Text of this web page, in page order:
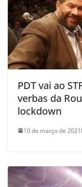
PDT vai ao
verbas da
lockdown
10 de março de 2021